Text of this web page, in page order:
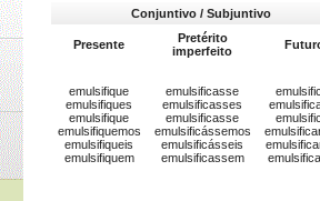
Conjuntivo / Subjuntivo
Presente
Pretérito
imperfeito
emulsifique
emulsifiques
emulsifique
emulsifiquemos
emulsifiqueis
emulsifiquem
emulsificasse
emulsificasses
emulsificasse
emulsificássemos
emulsificásseis
emulsificassem